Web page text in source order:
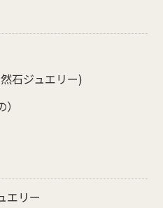
石ジュエリー)
エリー